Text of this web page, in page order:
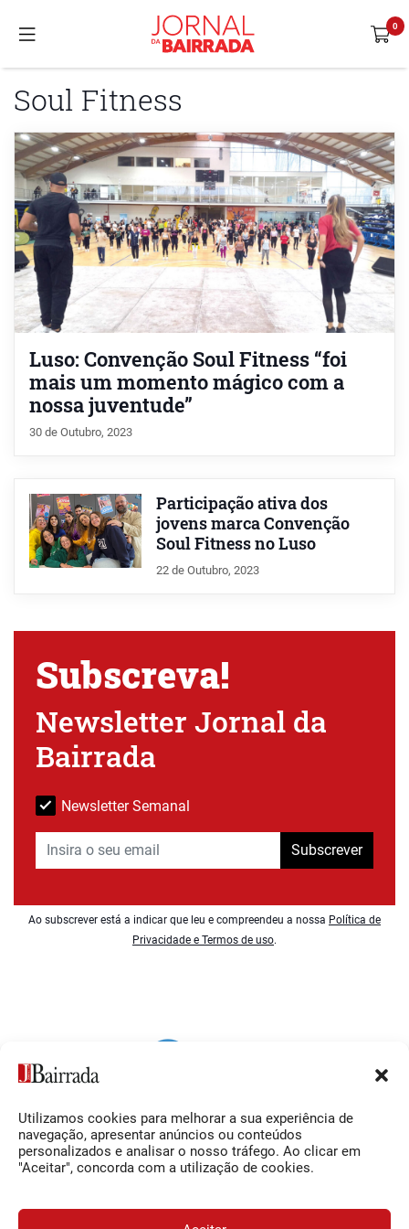
Utilizamos cookies para melhorar a sua experiência de
navegação, apresentar anúncios ou conteúdos
personalizados e analisar o nosso tráfego. Ao clicar em
"Aceitar", concorda com a utilização de cookies.
Soul Fitness
Luso: Convenção Soul Fitness “foi
mais um momento mágico com a
nossa juventude”
30 de Outubro, 2023
Participação ativa dos
jovens marca Convenção
Soul Fitness no Luso
22 de Outubro, 2023
Subscreva!
Newsletter Jornal da
Bairrada
Newsletter Semanal
Subscrever
Ao subscrever está a indicar que leu e compreendeu a nossa Política de
Privacidade e Termos de uso.
Siga-nos
Facebook
O Jornal da Bairrada
Contactos